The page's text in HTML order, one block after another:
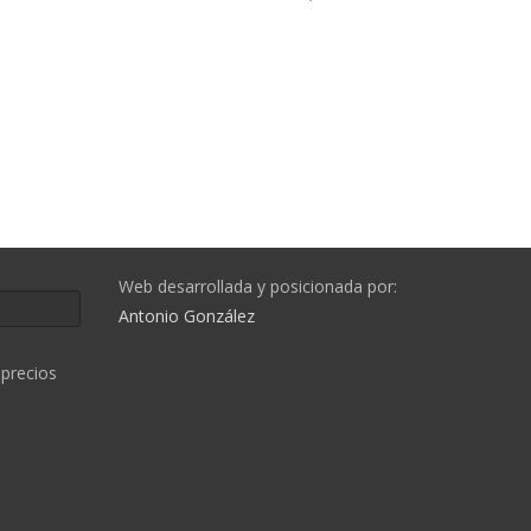
Web desarrollada y posicionada por:
Antonio González